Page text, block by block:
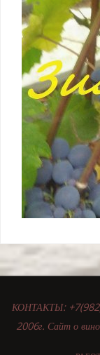
КОНТАКТЫ:
2006г. Сайт о